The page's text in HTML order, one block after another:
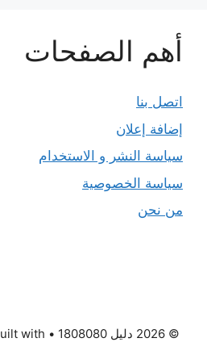
أهم الصفحات
اتصل بنا
إضافة إعلان
سياسة النشر و الاستخدام
سياسة الخصوصية
من نحن
© 2026 دليل 1808080 • Built with